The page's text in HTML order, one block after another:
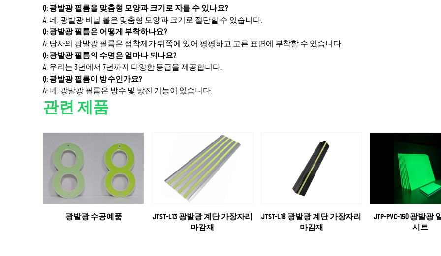
Q: 광발광 필름을 맞춤형 모양과 크기로 자를 수 있나요?
A: 네, 광발광 비닐 롤은 맞춤형 모양과 크기로 절단할 수 있습니다.
Q: 광발광 필름은 어떻게 부착하나요?
A: 당사의 광발광 필름은 접착제가 뒤쪽에 있어 평평하고 고른 표면에 부착할 수 있습니다.
Q: 광발광 필름의 수명은 얼마나 되나요?
A: 우리는 3년에서 7년까지 다양한 등급을 제공합니다.
Q: 광발광 필름이 방수인가요?
A: 네, 광발광 필름은 방수 및 방진 기능이 있습니다.
관련 제품
광발광 수공예품
JTST-L13 광발광 계단 가장자리
마감재
JTST-L18 광발광 계단 가장자리
마감재
JTP-PVC-150 광발광
시트